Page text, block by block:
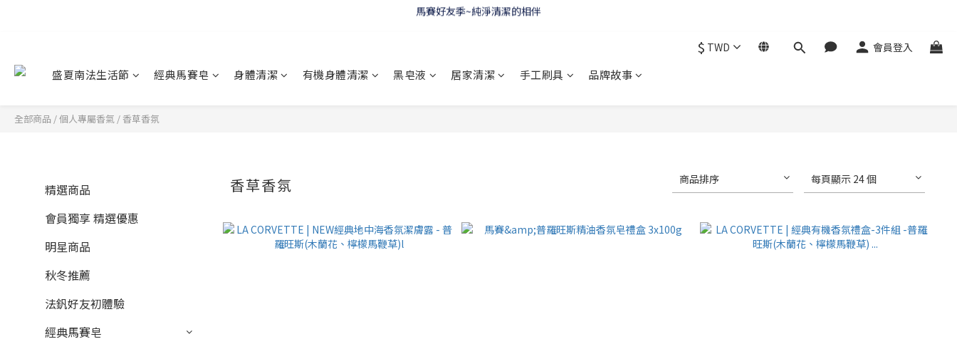
WELCOME 🇫🇷 LA CORVETTE
$ TWD 會員登入
盛夏南法生活節 經典馬賽皂 身體清潔 有機身體清潔 黑皂液 居家清潔 手工刷具 品牌故事
全部商品 /個人專屬香氣 / 香草香氛
精選商品
會員獨享 精選優惠
明星商品
秋冬推薦
法釩好友初體驗
經典馬賽皂
香草香氛 商品排序 每頁顯示 24 個